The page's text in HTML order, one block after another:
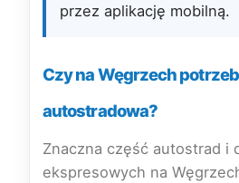
przez aplikację mobilną.
Czy na Węgrzech
autostradowa?
Znaczna część autostrad i
ekspresowych na